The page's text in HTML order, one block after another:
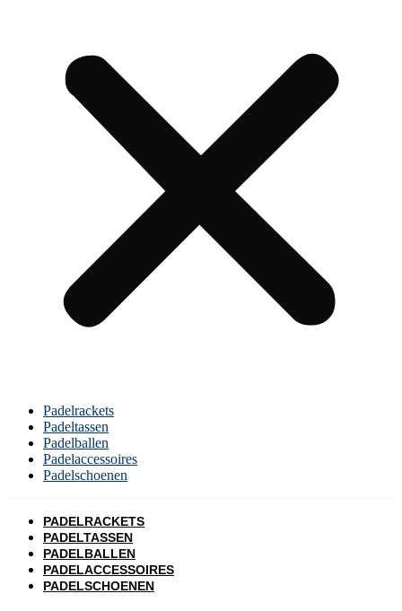
Padelrackets
Padeltassen
Padelballen
Padelaccessoires
Padelschoenen
PADELRACKETS
PADELTASSEN
PADELBALLEN
PADELACCESSOIRES
PADELSCHOENEN